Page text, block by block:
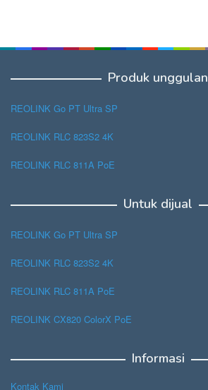
Produk unggulan
REOLINK Go PT Ultra SP
REOLINK RLC 823S2 4K
REOLINK RLC 811A PoE
Untuk dijual
REOLINK Go PT Ultra SP
REOLINK RLC 823S2 4K
REOLINK RLC 811A PoE
REOLINK CX820 ColorX PoE
Informasi
Kontak Kami